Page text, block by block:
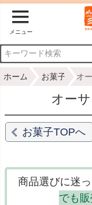
メニュー
ホーム お菓子 オ
オー
お菓子TOPへ
商品選びに迷
でも販